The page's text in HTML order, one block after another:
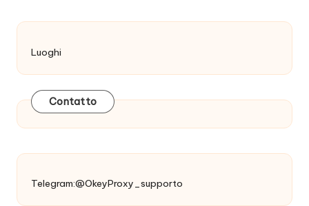
Luoghi
Contatto
Telegram:@OkeyProxy_supporto